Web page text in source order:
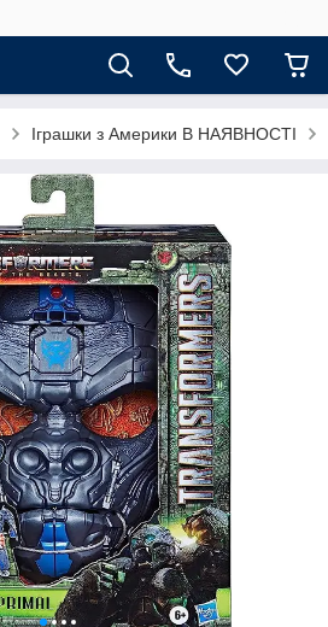
Іграшки з Америки В НАЯВНОСТІ